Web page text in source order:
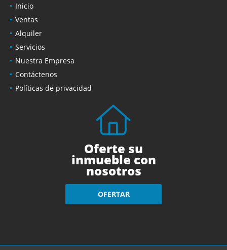
Inicio
Ventas
Alquiler
Servicios
Nuestra Empresa
Contáctenos
Políticas de privacidad
Oferte su
inmueble con
nosotros
OFERTAR